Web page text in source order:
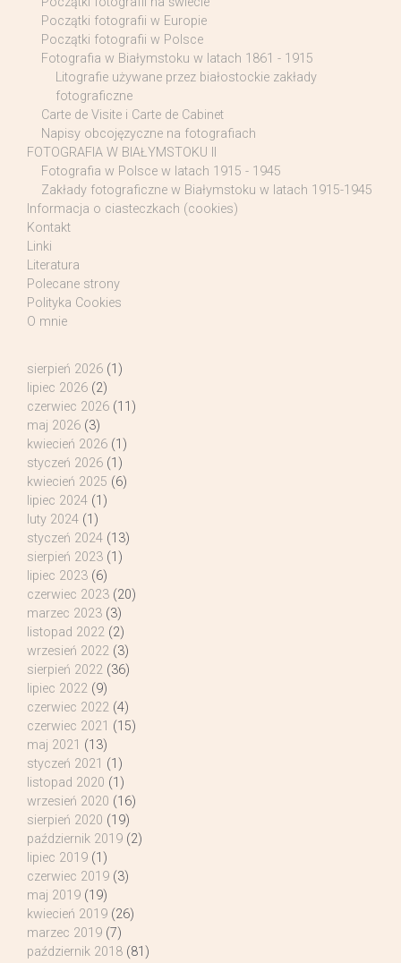
Początki fotografii w Europie
Początki fotografii w Polsce
Fotografia w Białymstoku w latach 1861 - 1915
Litografie używane przez białostockie zakłady
fotograficzne
Carte de Visite i Carte de Cabinet
Napisy obcojęzyczne na fotografiach
FOTOGRAFIA W BIAŁYMSTOKU II
Fotografia w Polsce w latach 1915 - 1945
Zakłady fotograficzne w Białymstoku w latach 1915-1945
Informacja o ciasteczkach (cookies)
Kontakt
Linki
Literatura
Polecane strony
Polityka Cookies
O mnie
sierpień 2026 (1)
lipiec 2026 (2)
czerwiec 2026 (11)
maj 2026 (3)
kwiecień 2026 (1)
styczeń 2026 (1)
kwiecień 2025 (6)
lipiec 2024 (1)
luty 2024 (1)
styczeń 2024 (13)
sierpień 2023 (1)
lipiec 2023 (6)
czerwiec 2023 (20)
marzec 2023 (3)
listopad 2022 (2)
wrzesień 2022 (3)
sierpień 2022 (36)
lipiec 2022 (9)
czerwiec 2022 (4)
czerwiec 2021 (15)
maj 2021 (13)
styczeń 2021 (1)
listopad 2020 (1)
wrzesień 2020 (16)
sierpień 2020 (19)
październik 2019 (2)
lipiec 2019 (1)
czerwiec 2019 (3)
maj 2019 (19)
kwiecień 2019 (26)
marzec 2019 (7)
październik 2018 (81)